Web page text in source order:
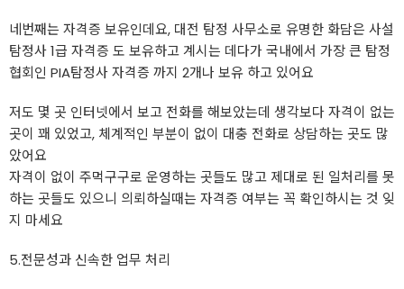
네번째는 자격증 보유인데요, 대전 탐정 사무소로 유명한 화담은 사설
탐정사 1급 자격증 도 보유하고 계시는 데다가 국내에서 가장 큰 탐정
협회인 PIA탐정사 자격증 까지 2개나 보유 하고 있어요
저도 몇 곳 인터넷에서 보고 전화를 해보았는데 생각보다 자격이 없는
곳이 꽤 있었고, 체계적인 부분이 없이 대충 전화로 상담하는 곳도 많
았어요
자격이 없이 주먹구구로 운영하는 곳들도 많고 제대로 된 일처리를 못
하는 곳들도 있으니 의뢰하실때는 자격증 여부는 꼭 확인하시는 것 잊
지 마세요
5.전문성과 신속한 업무 처리